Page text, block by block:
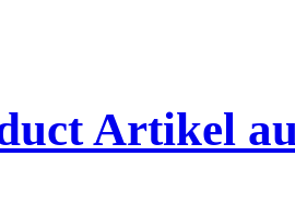
Artikel